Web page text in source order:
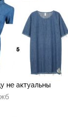
не актуальны